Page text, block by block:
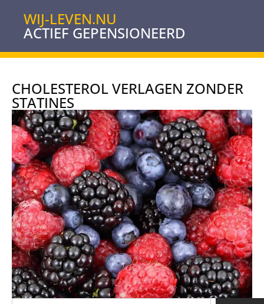
WIJ-LEVEN.NU
ACTIEF GEPENSIONEERD
CHOLESTEROL VERLAGEN ZONDER
STATINES